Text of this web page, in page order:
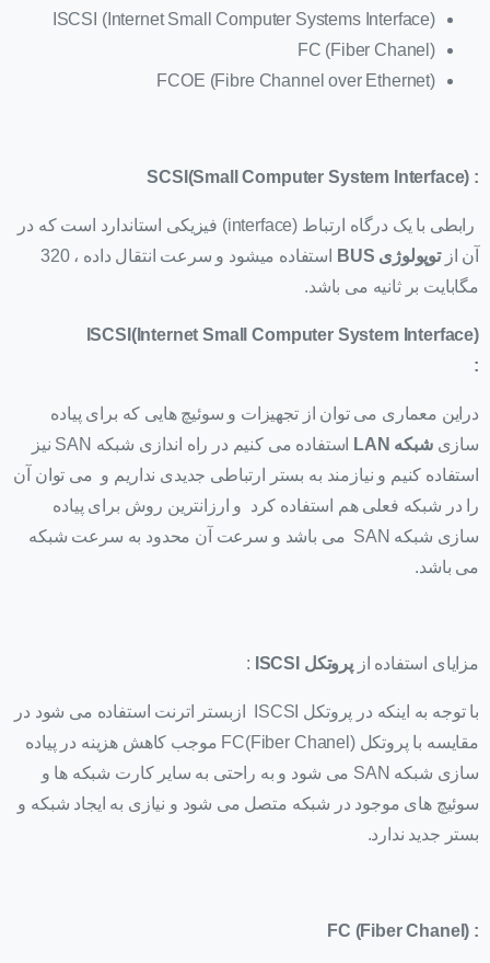
(Internet Small Computer Systems Interface) ISCSI
(Fiber Chanel) FC
(Fibre Channel over Ethernet) FCOE
SCSI(Small Computer System Interface) :
رابطی با یک درگاه ارتباط (interface) فیزیکی استاندارد است که در
آن ازتوپولوژی BUS
استفاده میشود و سرعت انتقال داده ، 320
مگابایت بر ثانیه می باشد.
ISCSI(Internet Small Computer System Interface)
:
دراین معماری می توان از تجهیزات و سوئیچ هایی که برای پیاده
سازیشبکه LAN
استفاده می کنیم در راه اندازی شبکه SAN نیز
استفاده کنیم و نیازمند به بستر ارتباطی جدیدی نداریم و می توان آن
را در شبکه فعلی هم استفاده کرد و ارزانترین روش برای پیاده
سازی شبکه SAN می باشد و سرعت آن محدود به سرعت شبکه
می باشد.
مزایای استفاده ازپروتکل ISCSI :
با توجه به اینکه در پروتکل ISCSI ازبستر اترنت استفاده می شود در
مقایسه با پروتکل FC(Fiber Chanel) موجب کاهش هزینه در پیاده
سازی شبکه SAN می شود و به راحتی به سایر کارت شبکه ها و
سوئیچ های موجود در شبکه متصل می شود و نیازی به ایجاد شبکه و
بستر جدید ندارد.
FC (Fiber Chanel) :